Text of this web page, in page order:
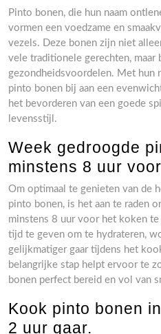
Pinto bonen, die hun naam
vormen een voedzame en
vezels. Deze bonen zijn niet
vele traditionele gerechten, maar
gezondheidsvoordelen. Met hun
pinto bonen bij aan een
het bevorderen van een goede
levensstijl.
Week gedroogde
minstens 8 uur
Om optimaal te genieten van de
pinto bonen, is het aan te raden
minstens 8 uur voor het koken
tijd te geven om te hydrateren,
gelijkmatiger gaar tijdens het
belangrijke stap helpt ervoor te
bonen perfect bereid en vol van
Kook pinto bonen
2 uur gaar.